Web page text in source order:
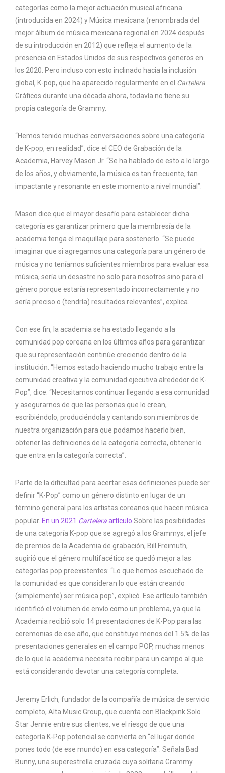
categorías como la mejor actuación musical africana
(introducida en 2024) y Música mexicana (renombrada del
mejor álbum de música mexicana regional en 2024 después
de su introducción en 2012) que refleja el aumento de la
presencia en Estados Unidos de sus respectivos generos en
los 2020. Pero incluso con esto inclinado hacia la inclusión
global, K-pop, que ha aparecido regularmente en el Cartelera
Gráficos durante una década ahora, todavía no tiene su
propia categoría de Grammy.
“Hemos tenido muchas conversaciones sobre una categoría
de K-pop, en realidad”, dice el CEO de Grabación de la
Academia, Harvey Mason Jr. “Se ha hablado de esto a lo largo
de los años, y obviamente, la música es tan frecuente, tan
impactante y resonante en este momento a nivel mundial”.
Mason dice que el mayor desafío para establecer dicha
categoría es garantizar primero que la membresía de la
academia tenga el maquillaje para sostenerlo. “Se puede
imaginar que si agregamos una categoría para un género de
música y no teníamos suficientes miembros para evaluar esa
música, sería un desastre no solo para nosotros sino para el
género porque estaría representado incorrectamente y no
sería preciso o (tendría) resultados relevantes”, explica.
Con ese fin, la academia se ha estado llegando a la
comunidad pop coreana en los últimos años para garantizar
que su representación continúe creciendo dentro de la
institución. “Hemos estado haciendo mucho trabajo entre la
comunidad creativa y la comunidad ejecutiva alrededor de K-
Pop”, dice. “Necesitamos continuar llegando a esa comunidad
y asegurarnos de que las personas que lo crean,
escribiéndolo, produciéndola y cantando son miembros de
nuestra organización para que podamos hacerlo bien,
obtener las definiciones de la categoría correcta, obtener lo
que entra en la categoría correcta”.
Parte de la dificultad para acertar esas definiciones puede ser
definir “K-Pop” como un género distinto en lugar de un
término general para los artistas coreanos que hacen música
popular. En un 2021 Carteleraartículo Sobre las posibilidades
de una categoría K-pop que se agregó a los Grammys, el jefe
de premios de la Academia de grabación, Bill Freimuth,
sugirió que el género multifacético se quedó mejor a las
categorías pop preexistentes: “Lo que hemos escuchado de
la comunidad es que consideran lo que están creando
(simplemente) ser música pop”, explicó. Ese artículo también
identificó el volumen de envío como un problema, ya que la
Academia recibió solo 14 presentaciones de K-Pop para las
ceremonias de ese año, que constituye menos del 1.5% de las
presentaciones generales en el campo POP, muchas menos
de lo que la academia necesita recibir para un campo al que
está considerando devotar una categoría completa.
Jeremy Erlich, fundador de la compañía de música de servicio
completo, Alta Music Group, que cuenta con Blackpink Solo
Star Jennie entre sus clientes, ve el riesgo de que una
categoría K-Pop potencial se convierta en “el lugar donde
pones todo (de ese mundo) en esa categoría”. Señala Bad
Bunny, una superestrella cruzada cuya solitaria Grammy